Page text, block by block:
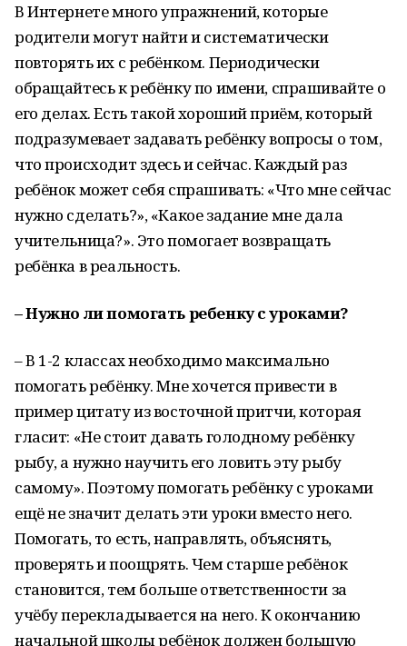
В Интернете много упражнений, которые
родители могут найти и систематически
повторять их с ребёнком. Периодически
обращайтесь к ребёнку по имени, спрашивайте о
его делах. Есть такой хороший приём, который
подразумевает задавать ребёнку вопросы о том,
что происходит здесь и сейчас. Каждый раз
ребёнок может себя спрашивать: «Что мне сейчас
нужно сделать?», «Какое задание мне дала
учительница?». Это помогает возвращать
ребёнка в реальность.
– Нужно ли помогать ребенку с уроками?
– В 1-2 классах необходимо максимально
помогать ребёнку. Мне хочется привести в
пример цитату из восточной притчи, которая
гласит: «Не стоит давать голодному ребёнку
рыбу, а нужно научить его ловить эту рыбу
самому». Поэтому помогать ребёнку с уроками
ещё не значит делать эти уроки вместо него.
Помогать, то есть, направлять, объяснять,
проверять и поощрять. Чем старше ребёнок
становится, тем больше ответственности за
учёбу перекладывается на него. К окончанию
начальной школы ребёнок должен большую